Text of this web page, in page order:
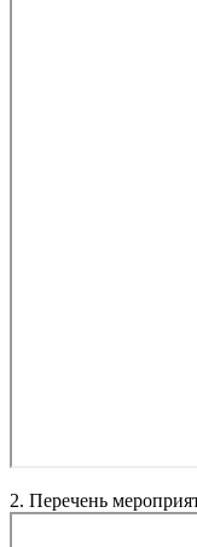
2. Перечень